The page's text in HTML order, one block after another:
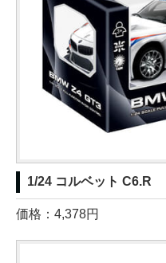
1/24 コルベット C6.R
価格：4,378円